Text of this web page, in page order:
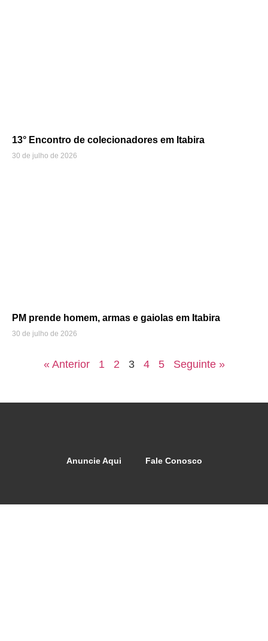
13° Encontro de colecionadores em Itabira
30 de julho de 2026
PM prende homem, armas e gaiolas em Itabira
30 de julho de 2026
« Anterior 1 2 3 4 5 Seguinte »
Anuncie Aqui Fale Conosco